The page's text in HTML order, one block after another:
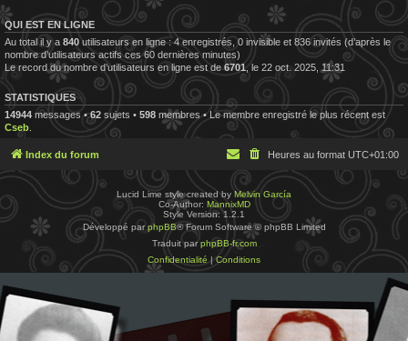
QUI EST EN LIGNE
Au total il y a 840utilisateurs en ligne : 4 enregistrés, 0 invisible et 836 invités (d’après le
nombre d’utilisateurs actifs ces 60 dernières minutes)
Le record du nombre d’utilisateurs en ligne est de6701, le 22 oct. 2025, 11:31
STATISTIQUES
14944 messages •62 sujets • 598 membres • Le membre enregistré le plus récent est
Cseb
Index du forum Heures au format UTC+01:00
Lucid Lime style created by Melvin García
Co-Author: MannixMD
Style Version: 1.2.1
Développé parphpBB® Forum Software © phpBB Limited
Traduit parphpBB-fr.com
Confidentialité |Conditions